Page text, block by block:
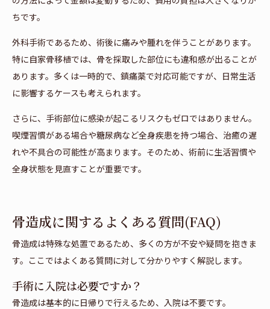
ちです。
外科手術であるため、術後に痛みや腫れを伴うことがあります。
特に自家骨移植では、骨を採取した部位にも違和感が出ることが
あります。多くは一時的で、鎮痛薬で対応可能ですが、日常生活
に影響するケースも考えられます。
さらに、手術部位に感染が起こるリスクもゼロではありません。
喫煙習慣がある場合や糖尿病など全身疾患を持つ場合、治癒の遅
れや不具合の可能性が高まります。そのため、術前に生活習慣や
全身状態を見直すことが重要です。
骨造成に関するよくある質問(FAQ)
骨造成は特殊な処置であるため、多くの方が不安や疑問を抱きま
す。ここではよくある質問に対して分かりやすく解説します。
手術に入院は必要ですか？
骨造成は基本的に日帰りで行えるため、入院は不要です。